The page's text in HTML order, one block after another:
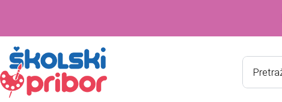
Products
search